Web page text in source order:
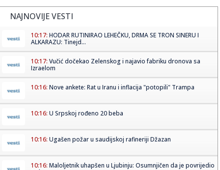
NAJNOVIJE VESTI
10:17: HODAR RUTINIRAO LEHEČKU, DRMA SE TRON SINERU I
ALKARAZU: Tinejd...
10:17: Vučić dočekao Zelenskog i najavio fabriku dronova sa
Izraelom
10:16: Nove ankete: Rat u Iranu i inflacija "potopili" Trampa
10:16: U Srpskoj rođeno 20 beba
10:16: Ugašen požar u saudijskoj rafineriji Džazan
10:16: Maloljetnik uhapšen u Ljubinju: Osumnjičen da je povrijedio